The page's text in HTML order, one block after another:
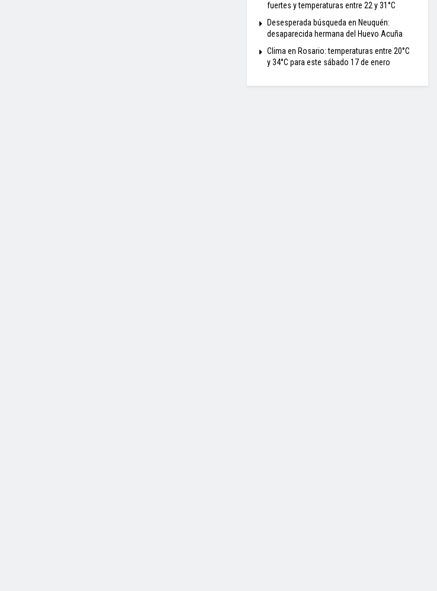
fuertes y temperaturas entre 22 y 31°C
Desesperada búsqueda en Neuquén:
desaparecida hermana del Huevo Acuña
Clima en Rosario: temperaturas entre 20°C
y 34°C para este sábado 17 de enero